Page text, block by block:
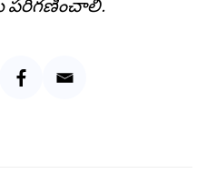
పరిగణించాలి.